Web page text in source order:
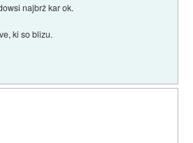
najbrž kar ok.
ki so blizu.